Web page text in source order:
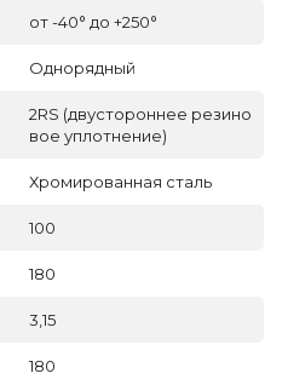
от -40° до +250°
Однорядный
2RS (двустороннее резино
вое уплотнение)
Хромированная сталь
100
180
3,15
180